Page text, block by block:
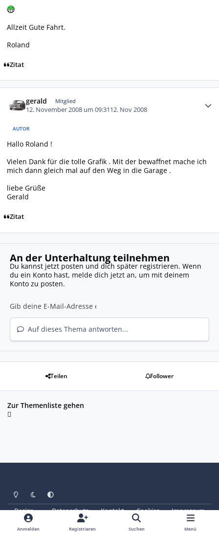
Allzeit Gute Fahrt.
Roland
Zitat
gerald Mitglied
12. November 2008 um 09:3112. Nov 2008
AUTOR
Hallo Roland !
Vielen Dank für die tolle Grafik . Mit der bewaffnet mache ich
mich dann gleich mal auf den Weg in die Garage .
liebe Grüße
Gerald
Zitat
An der Unterhaltung teilnehmen
Du kannst jetzt posten und dich später registrieren. Wenn
du ein Konto hast, melde dich jetzt an, um mit deinem
Konto zu posten.
Auf dieses Thema antworten...
Teilen Follower
Zur Themenliste gehen
Heller ModusDunkler Modus
Systemeinstellung
Design Datenschutz Kontakt Cookies
Impressum
© Copyright 2025 - SAABoteure e. V.
Powered by Invision Community
Anmelden Registrieren Suchen Menü